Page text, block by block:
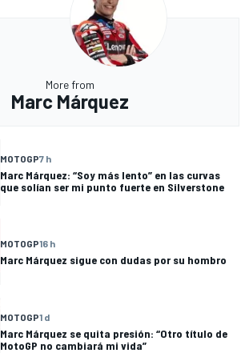
More from
Marc Márquez
MOTOGP7 h
Marc Márquez: “Soy más lento” en las curvas
que solían ser mi punto fuerte en Silverstone
MOTOGP16 h
Marc Márquez sigue con dudas por su hombro
MOTOGP1 d
Marc Márquez se quita presión: “Otro título de
MotoGP no cambiará mi vida”